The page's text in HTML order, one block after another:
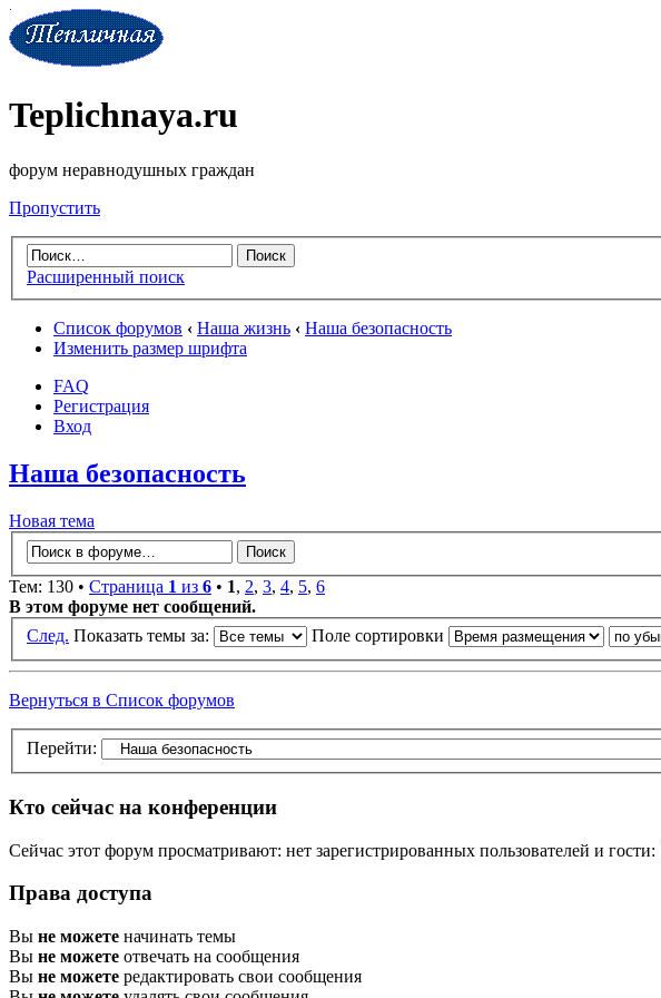
Teplichnaya.ru
форум неравнодушных граждан
Пропустить
Расширенный поиск
Список форумов ‹ Наша жизнь ‹ Наша безопасность
Изменить размер шрифта
FAQ
Регистрация
Вход
Наша безопасность
Новая тема
Тем: 130 • Страница 1 из 6 • 1, 2, 3, 4, 5, 6
В этом форуме нет сообщений.
След. Показать темы за: Поле сортировки
Вернуться в Список форумов
Перейти:
Кто сейчас на конференции
Сейчас этот форум просматривают: нет зарегистрированных пользователей и гости:
Права доступа
Вы не можете начинать темы
Вы не можете отвечать на сообщения
Вы не можете редактировать свои сообщения